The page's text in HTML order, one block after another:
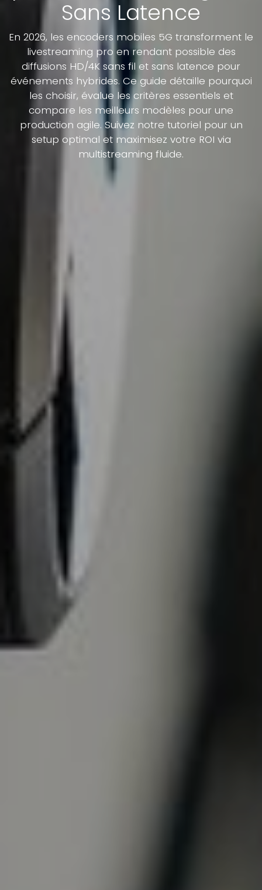
Sans Latence
En 2026, les encoders mobiles 5G transforment le
livestreaming pro en rendant possible des
diffusions HD/4K sans fil et sans latence pour
événements hybrides. Ce guide détaille pourquoi
les choisir, évalue les critères essentiels et
compare les meilleurs modèles pour une
production agile. Suivez notre tutoriel pour un
setup optimal et maximisez votre ROI via
multistreaming fluide.